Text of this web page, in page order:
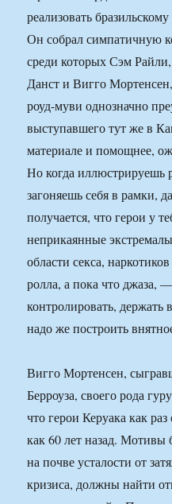
реализовать
Он собрал симпатичную
среди которых Сэм
Данст и Вигго
роуд-муви однозначно
выступавшего тут же в
материале и помощнее,
Но когда иллюстрируешь
загоняешь себя в рамки,
получается, что герои у
неприкаянные
области секса,
ролла, а пока что джаза,
контролировать,
надо же построить
Вигго Мортенсен,
Берроуза, своего рода
что герои Керуака как
как 60 лет назад. Мотивы
на почве усталости от
кризиса, должны найти